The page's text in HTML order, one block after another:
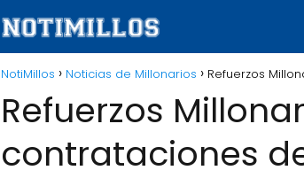
NotiMillos Noticias de Millonarios Refuerzos
Refuerzos
contrataciones